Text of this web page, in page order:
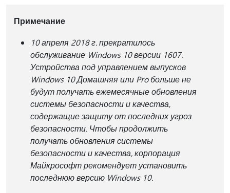
Примечание
10 апреля 2018 г. прекратилось
обслуживание Windows 10 версии 1607.
Устройства под управлением выпусков
Windows 10 Домашняя или Pro больше не
будут получать ежемесячные обновления
системы безопасности и качества,
содержащие защиту от последних угроз
безопасности. Чтобы продолжить
получать обновления системы
безопасности и качества, корпорация
Майкрософт рекомендует установить
последнюю версию Windows 10.